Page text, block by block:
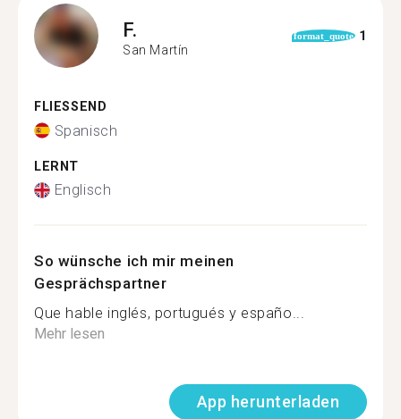
F.
San Martín
format_quote 1
FLIESSEND
Spanisch
LERNT
Englisch
So wünsche ich mir meinen
Gesprächspartner
Que hable inglés, portugués y españo...
Mehr lesen
App herunterladen